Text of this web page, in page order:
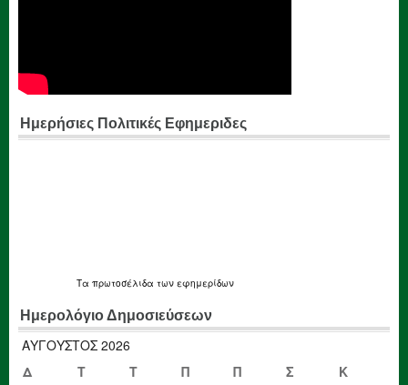
Ημερήσιες Πολιτικές Εφημεριδες
Τα πρωτοσέλιδα των εφημερίδων
Ημερολόγιο Δημοσιεύσεων
ΑΎΓΟΥΣΤΟΣ 2026
Δ
Τ Τ Π Π Σ Κ